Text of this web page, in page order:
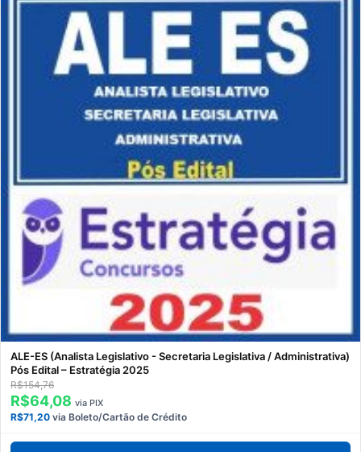
ALE-ES (Analista Legislativo - Secretaria Legislativa / Administrativa)
Pós Edital – Estratégia 2025
R$154,76
R$64,08 via PIX
R$71,20 via Boleto/Cartão de Crédito